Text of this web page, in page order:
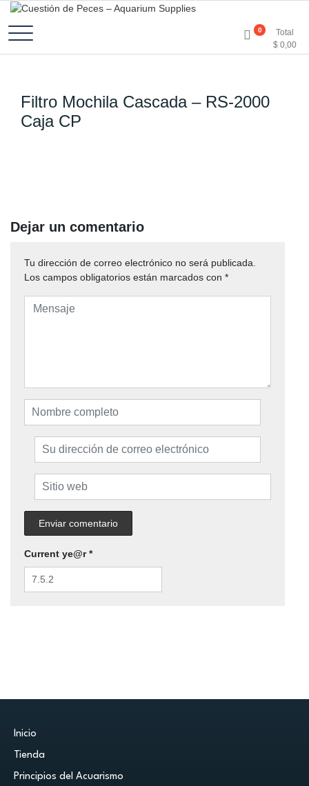
Cuestión de Peces –
Aquarium Supplies
0
Total
$ 0,00
Filtro Mochila Cascada – RS-2000
Caja CP
Dejar un comentario
Tu dirección de correo electrónico no será publicada.
Los campos obligatorios están marcados con *
Current ye@r*
Inicio
Tienda
Principios del Acuarismo